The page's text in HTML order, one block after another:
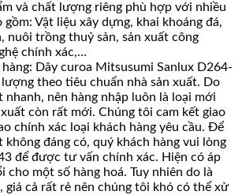
và chất lượng riêng phù hợp với nhiều
gồm: Vật liệu xây dựng, khai khoáng đá,
nuôi trồng thuỷ sản, sản xuất công
chính xác,…
Dây curoa Mitsusumi Sanlux D264-
theo tiêu chuẩn nhà sản xuất. Do
nhanh, nên hàng nhập luôn là loại mới
còn rất mới. Chúng tôi cam kết giao
chính xác loại khách hàng yêu cầu. Để
đáng có, quý khách hàng vui lòng
để được tư vấn chính xác. Hiện có áp
cho một số hàng hoá. Tuy nhiên do là
giá cả rất rẻ nên chúng tôi khó có thể xử